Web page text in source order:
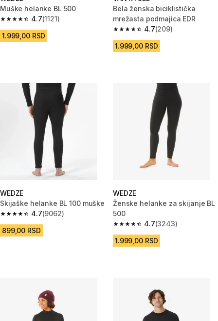
Muške helanke BL 500
4.7
4.7 od 5 zvezdica from 1121 Recenzije
(1121)
1.999,00 RSD
Bela ženska biciklistička
mrežasta podmajica EDR
4.7
4.7 od 5 zvezdica from 209
(209)
1.999,00 RSD
WEDZE
Skijaške helanke BL 100 muške
4.7
4.7 od 5 zvezdica from 9062 Recenzije
(9062)
899,00 RSD
WEDZE
Ženske helanke za skijanje BL
500
4.7
4.7 od 5 zvezdica from 3243
(3243)
1.999,00 RSD